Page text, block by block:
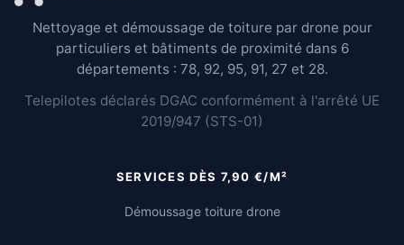
Nettoyage et démoussage de toiture par drone pour
particuliers et bâtiments de proximité dans 6
départements : 78, 92, 95, 91, 27 et 28.
Telepilotes déclarés DGAC conformément à l'arrêté UE
2019/947 (STS-01)
SERVICES DÈS 7,90 €/M²
Démoussage toiture drone